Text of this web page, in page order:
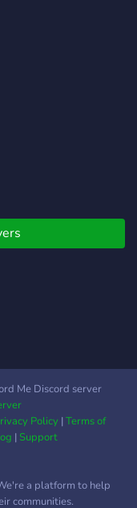
Me Discord server
Policy|Terms of
|Support
a platform to help
communities.